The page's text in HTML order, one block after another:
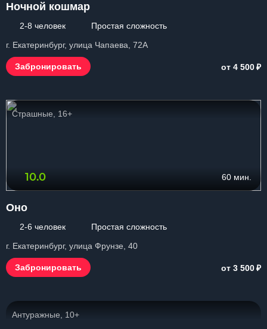
Ночной кошмар
2-8 человек
Простая сложность
г. Екатеринбург, улица Чапаева, 72А
Забронировать от 4 500₽
Страшные, 16+
10.0 60 мин.
Оно
2-6 человек
Простая сложность
г. Екатеринбург, улица Фрунзе, 40
Забронировать от 3 500₽
Антуражные, 10+